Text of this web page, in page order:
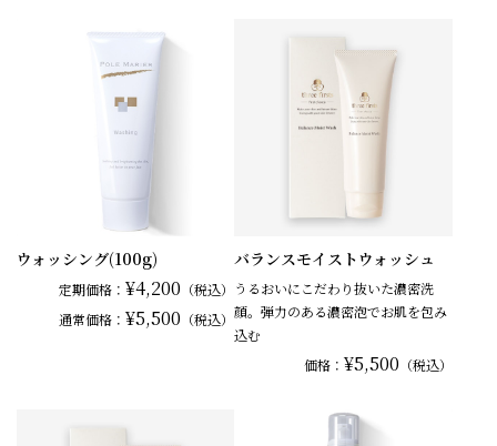
ウォッシング(100g)
定期価格： ¥4,200 （税込）
通常価格： ¥5,500 （税込）
バランスモイストウォッシュ
うるおいにこだわり抜いた濃密洗
顔。弾力のある濃密泡でお肌を包み
込む
価格： ¥5,500 （税込）